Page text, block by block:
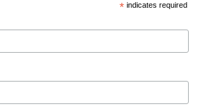
* indicates required